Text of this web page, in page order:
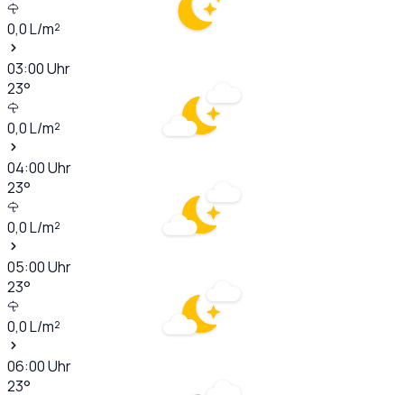
0,0L/m²
03:00Uhr
23°
0,0L/m²
04:00Uhr
23°
0,0L/m²
05:00Uhr
23°
0,0L/m²
06:00Uhr
23°